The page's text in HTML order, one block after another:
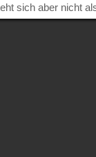
sich aber nicht
Fans der Marke,